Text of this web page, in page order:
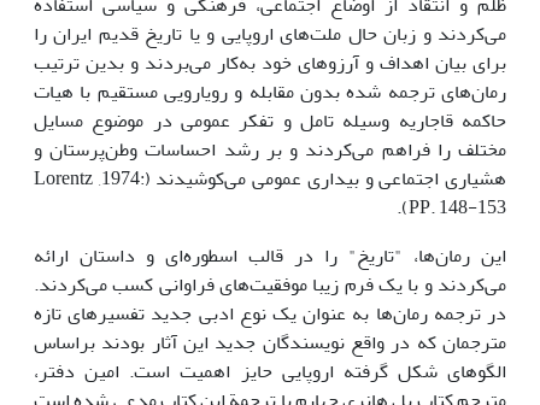
می‌کردند و زبان حال ملت‌های اروپایی و یا تاریخ قدیم ایران را
برای بیان اهداف و آرزوهای خود به‌کار می‌بردند و بدین ترتیب
رمان‌های ترجمه شده بدون مقابله و رویارویی مستقیم با هیات
حاکمه قاجاریه وسیله تامل و تفکر عمومی در موضوع مسایل
مختلف را فراهم می‌کردند و بر رشد احساسات وطن‌پرستان و
هشیاری اجتماعی و بیداری عمومی می‌کوشیدند (Lorentz ,1974:
PP. 148-153).
این رمان‌ها، "تاریخ" را در قالب اسطوره‌ای و داستان ارائه
می‌کردند و با یک فرم زیبا موفقیت‌های فراوانی کسب می‌کردند.
در ترجمه رمان‌ها به عنوان یک نوع ادبی جدید تفسیرهای تازه
مترجمان که در واقع نویسندگان جدید این آثار بودند براساس
الگوهای شکل گرفته اروپایی حایز اهمیت است. امین ­دفتر،